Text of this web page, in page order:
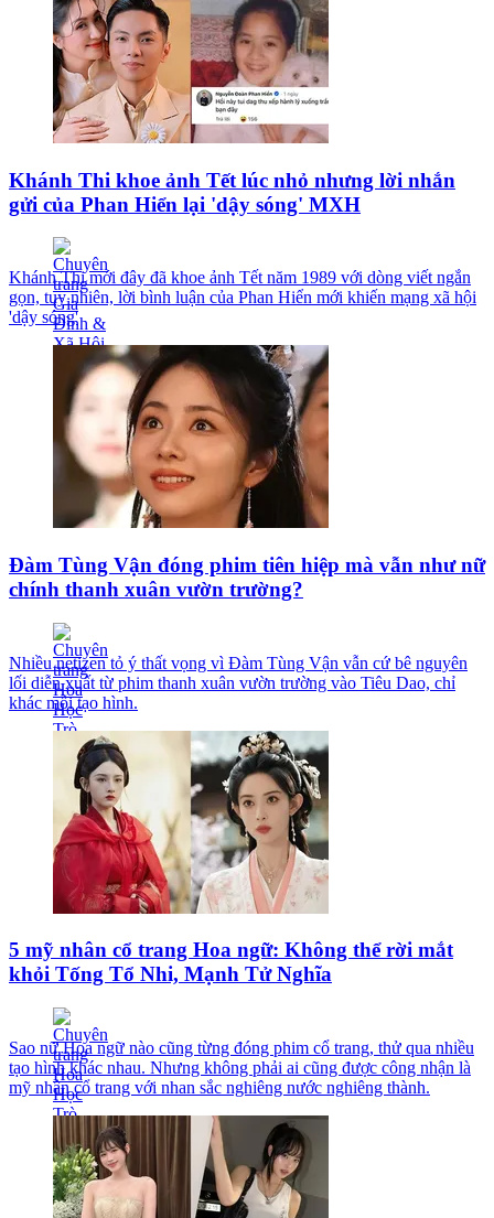
Khánh Thi khoe ảnh Tết lúc nhỏ nhưng lời nhắn
gửi của Phan Hiển lại 'dậy sóng' MXH
Khánh Thi mới đây đã khoe ảnh Tết năm 1989 với dòng viết ngắn
gọn, tuy nhiên, lời bình luận của Phan Hiển mới khiến mạng xã hội
'dậy sóng'
Đàm Tùng Vận đóng phim tiên hiệp mà vẫn như nữ
chính thanh xuân vườn trường?
Nhiều netizen tỏ ý thất vọng vì Đàm Tùng Vận vẫn cứ bê nguyên
lối diễn xuất từ phim thanh xuân vườn trường vào Tiêu Dao, chỉ
khác mỗi tạo hình.
5 mỹ nhân cổ trang Hoa ngữ: Không thể rời mắt
khỏi Tống Tổ Nhi, Mạnh Tử Nghĩa
Sao nữ Hoa ngữ nào cũng từng đóng phim cổ trang, thử qua nhiều
tạo hình khác nhau. Nhưng không phải ai cũng được công nhận là
mỹ nhân cổ trang với nhan sắc nghiêng nước nghiêng thành.